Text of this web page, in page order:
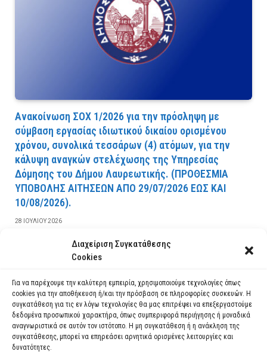
Διαχείριση Συγκατάθεσης
Cookies
Για να παρέχουμε την καλύτερη εμπειρία, χρησιμοποιούμε τεχνολογίες όπως
cookies για την αποθήκευση ή/και την πρόσβαση σε πληροφορίες συσκευών. Η
συγκατάθεση για τις εν λόγω τεχνολογίες θα μας επιτρέψει να επεξεργαστούμε
δεδομένα προσωπικού χαρακτήρα, όπως συμπεριφορά περιήγησης ή μοναδικά
αναγνωριστικά σε αυτόν τον ιστότοπο. Η μη συγκατάθεση ή η ανάκληση της
συγκατάθεσης, μπορεί να επηρεάσει αρνητικά ορισμένες λειτουργίες και
δυνατότητες.
Ανακοίνωση ΣΟΧ 1/2026 για την πρόσληψη με
σύμβαση εργασίας ιδιωτικού δικαίου ορισμένου
χρόνου, συνολικά τεσσάρων (4) ατόμων, για την
κάλυψη αναγκών στελέχωσης της Υπηρεσίας
Δόμησης του Δήμου Λαυρεωτικής. (ΠPOΘEΣMIA
YΠOBOΛHΣ AITHΣEΩN AΠO 29/07/2026 EΩΣ KAI
10/08/2026).
28 ΙΟΥΛΊΟΥ 2026
ΔΙΑΒΆΣΤΕ ΠΕΡΙΣΣΌΤΕΡΑ